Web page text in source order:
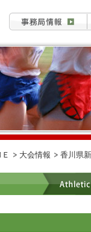
大会情報 香川県